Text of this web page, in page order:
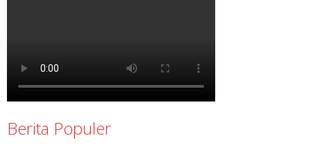
Berita Populer